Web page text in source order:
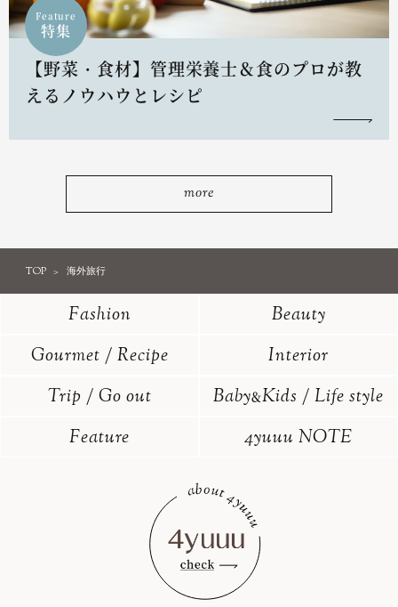
Feature
特集
【野菜・食材】管理栄養士＆食のプロが教
えるノウハウとレシピ
more
TOP 海外旅行
Fashion
Beauty
Gourmet / Recipe
Interior
Trip / Go out
Baby&Kids / Life style
Feature
4yuuu NOTE